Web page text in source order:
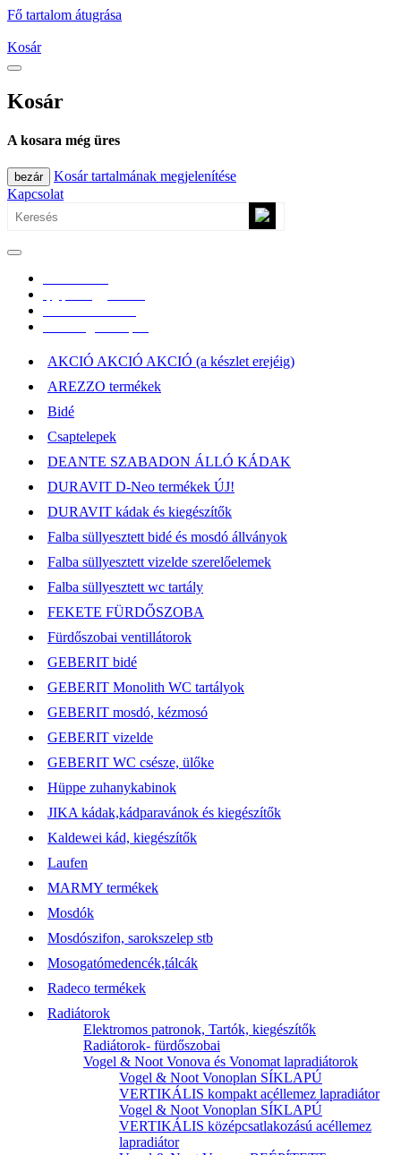
Fő tartalom átugrása
Kosár
Kosár
A kosara még üres
bezár
Kosár tartalmának megjelenítése
Kapcsolat
AKCIÓ AKCIÓ AKCIÓ (a készlet erejéig)
AREZZO termékek
Bidé
Csaptelepek
DEANTE SZABADON ÁLLÓ KÁDAK
DURAVIT D-Neo termékek ÚJ!
DURAVIT kádak és kiegészítők
Falba süllyesztett bidé és mosdó állványok
Falba süllyesztett vizelde szerelőelemek
Falba süllyesztett wc tartály
FEKETE FÜRDŐSZOBA
Fürdőszobai ventillátorok
GEBERIT bidé
GEBERIT Monolith WC tartályok
GEBERIT mosdó, kézmosó
GEBERIT vizelde
GEBERIT WC csésze, ülőke
Hüppe zuhanykabinok
JIKA kádak,kádparavánok és kiegészítők
Kaldewei kád, kiegészítők
Laufen
MARMY termékek
Mosdók
Mosdószifon, sarokszelep stb
Mosogatómedencék,tálcák
Radeco termékek
Radiátorok
Elektromos patronok, Tartók, kiegészítők
Radiátorok- fürdőszobai
Vogel & Noot Vonova és Vonomat lapradiátorok
Vogel & Noot Vonoplan SÍKLAPÚ
VERTIKÁLIS kompakt acéllemez lapradiátor
Vogel & Noot Vonoplan SÍKLAPÚ
VERTIKÁLIS középcsatlakozású acéllemez
lapradiátor